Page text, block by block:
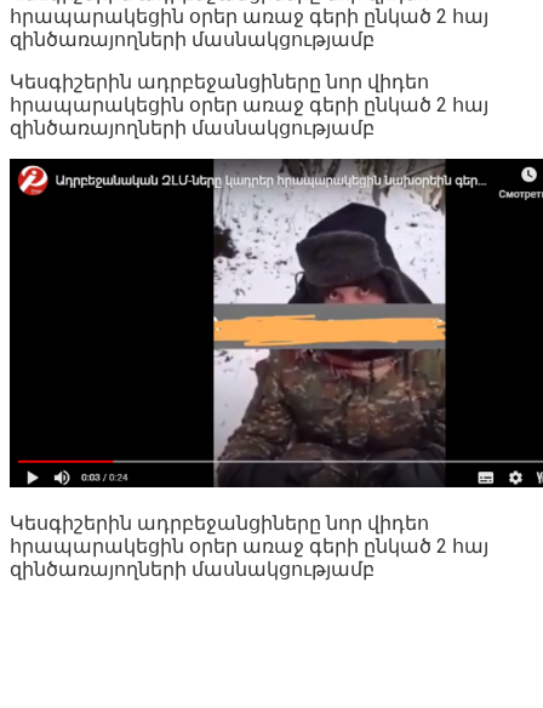
հրապարակեցին օրեր առաջ գերի ընկած 2 հայ
զինծառայողների մասնակցությամբ
Կեսգիշերին ադրբեջանցիները նոր վիդեո
հրապարակեցին օրեր առաջ գերի ընկած 2 հայ
զինծառայողների մասնակցությամբ
Կեսգիշերին ադրբեջանցիները նոր վիդեո
հրապարակեցին օրեր առաջ գերի ընկած 2 հայ
զինծառայողների մասնակցությամբ